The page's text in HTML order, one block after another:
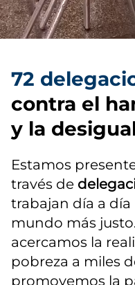
72
contra el
y la
Estamos
través de
trabajan día a
mundo más
acercamos la
pobreza a miles
promovemos la